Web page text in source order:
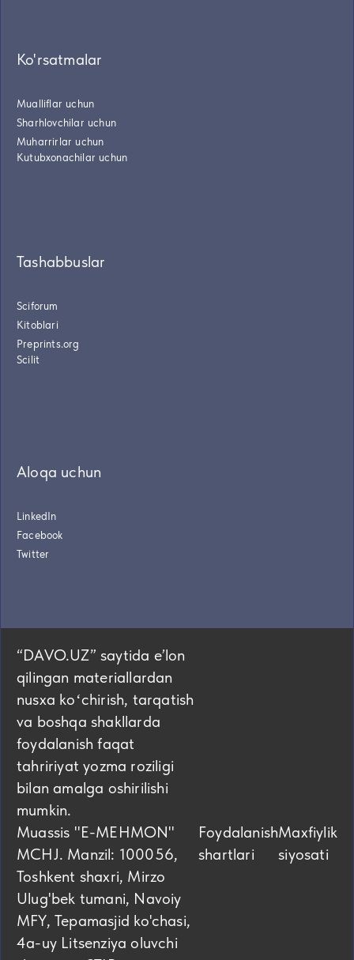
Ko'rsatmalar
Mualliflar uchun
Sharhlovchilar uchun
Muharrirlar uchun
Kutubxonachilar uchun
Tashabbuslar
Sciforum
Kitoblari
Preprints.org
Scilit
Aloqa uchun
LinkedIn
Facebook
Twitter
“DAVO.UZ” saytida eʼlon
qilingan materiallardan
nusxa koʻchirish, tarqatish
va boshqa shakllarda
foydalanish faqat
tahririyat yozma roziligi
bilan amalga oshirilishi
mumkin.
Muassis "E-MEHMON"
MCHJ. Manzil: 100056,
Toshkent shaxri, Mirzo
Ulug'bek tumani, Navoiy
MFY, Tepamasjid ko'chasi,
4а-uy Litsenziya oluvchi
Foydalanish
shartlari
Maxfiylik
siyosati